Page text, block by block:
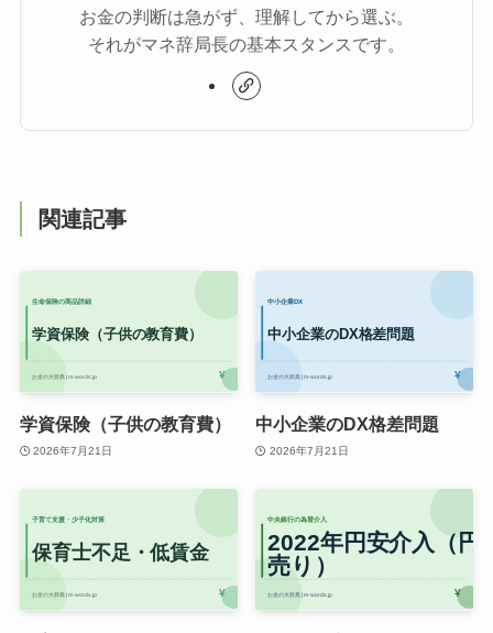
お金の判断は急がず、理解してから選ぶ。
それがマネ辞局長の基本スタンスです。
関連記事
学資保険（子供の教育費）
2026年7月21日
中小企業のDX格差問題
2026年7月21日